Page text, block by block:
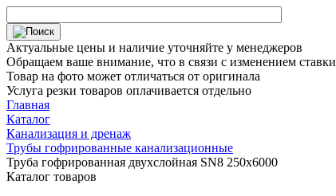
Актуальные цены и наличие уточняйте у менеджеров
Обращаем ваше внимание, что в связи с изменением
Товар на фото может отличаться от оригинала
Услуга резки товаров оплачивается отдельно
Главная
Каталог
Канализация и дренаж
Трубы гофрированные канализационные
Труба гофрированная двухслойная SN8 250х6000
Каталог товаров